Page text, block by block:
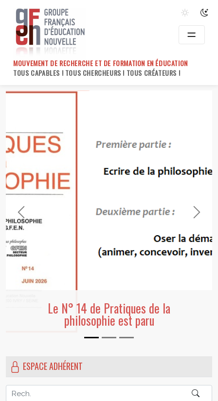
content
MOUVEMENT DE RECHERCHE ET DE FORMATION EN ÉDUCATION
TOUS CAPABLES ! TOUS CHERCHEURS ! TOUS CRÉATEURS !
Convergence(s) - Lettre
juillet 2026
Previous Next
ESPACE ADHÉRENT